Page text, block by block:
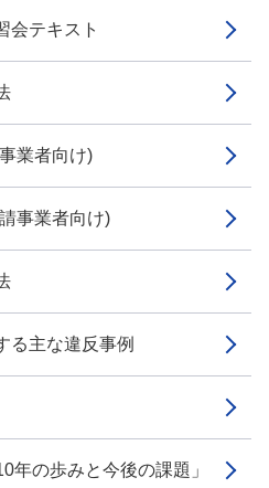
会テキスト
業者向け)
事業者向け)
る主な違反事例
年の歩みと今後の課題」